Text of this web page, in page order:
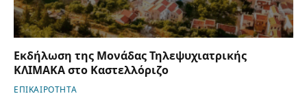
Εκδήλωση της Μονάδας Τηλεψυχιατρικής
ΚΛΙΜΑΚΑ στο Καστελλόριζο
ΕΠΙΚΑΙΡΟΤΗΤΑ